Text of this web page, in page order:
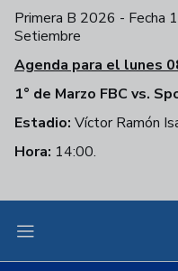
Primera B 2026 - Fecha
Setiembre
Agenda para el lunes
1° de Marzo FBC vs.
Estadio: Víctor Ramón
Hora: 14:00.